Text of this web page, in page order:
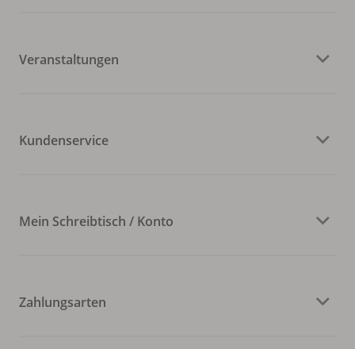
Veranstaltungen
Kundenservice
Mein Schreibtisch / Konto
Zahlungsarten